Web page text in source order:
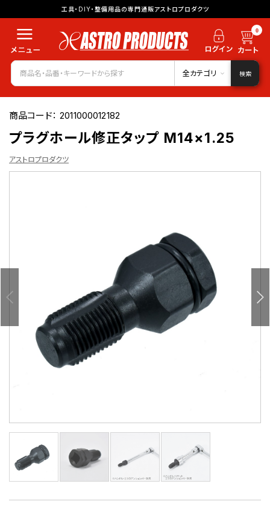
工具・DIY・整備用品の専門通販アストロプロダクツ
0
全カテゴリ 検索
商品コード：2011000012182
プラグホール修正タップ M14×1.25
アストロプロダクツ